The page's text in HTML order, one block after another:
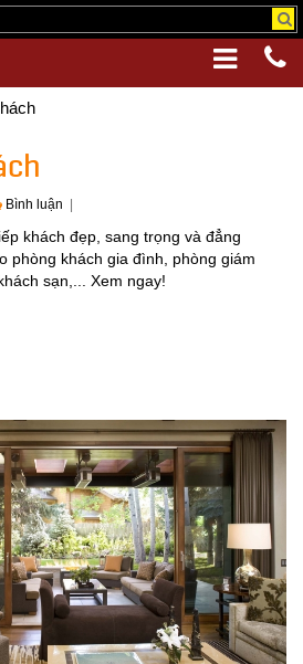
Bình luận
khách đẹp, sang trọng và đẳng
phòng khách gia đình, phòng giám
sạn,... Xem ngay!